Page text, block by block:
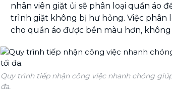
nhân viên giặt ủi sẽ phân loại quần áo
trình giặt không bị hư hỏng. Việc phân
cho quần áo được bền màu hơn,
Quy trình tiếp nhận công việc nhanh chóng
đa.